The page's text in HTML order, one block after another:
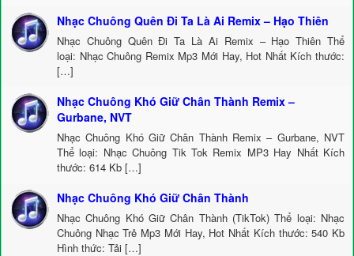
Nhạc Chuông Quên Đi Ta Là Ai Remix – Hạo Thiên
Nhạc Chuông Quên Đi Ta Là Ai Remix – Hạo Thiên Thể
loại: Nhạc Chuông Remix Mp3 Mới Hay, Hot Nhất Kích thước:
[…]
Nhạc Chuông Khó Giữ Chân Thành Remix –
Gurbane, NVT
Nhạc Chuông Khó Giữ Chân Thành Remix – Gurbane, NVT
Thể loại: Nhạc Chuông Tik Tok Remix MP3 Hay Nhất Kích
thước: 614 Kb […]
Nhạc Chuông Khó Giữ Chân Thành
Nhạc Chuông Khó Giữ Chân Thành (TikTok) Thể loại: Nhạc
Chuông Nhạc Trẻ Mp3 Mới Hay, Hot Nhất Kích thước: 540 Kb
Hình thức: Tải […]